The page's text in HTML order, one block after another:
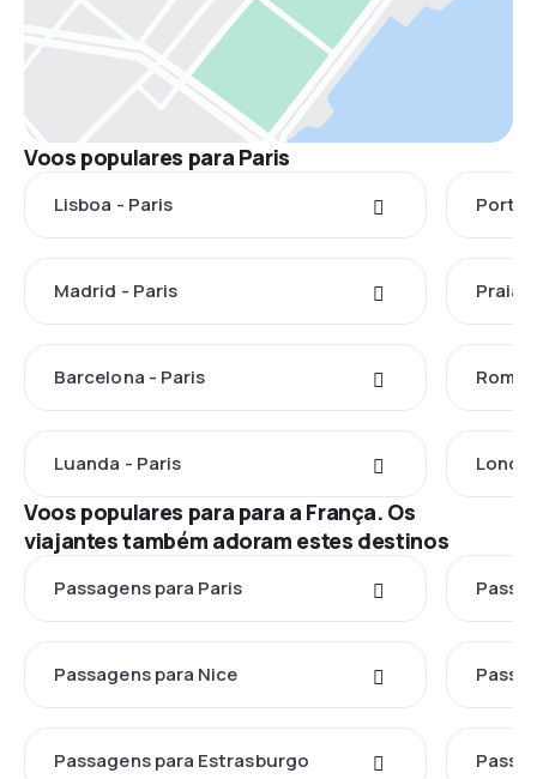
Voos populares para Paris
Lisboa - Paris Porto
Madrid - Paris Praia
Barcelona - Paris Roma
Luanda - Paris
Voos populares para para a França. Os
viajantes também adoram estes destinos
Passagens para Paris
Passagens para Nice
Passagens para Estrasburgo